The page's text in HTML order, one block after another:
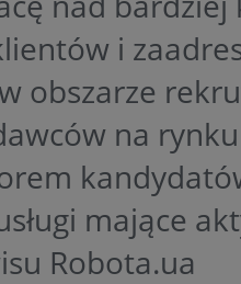
i
obszarze
na
mające
Robota.ua